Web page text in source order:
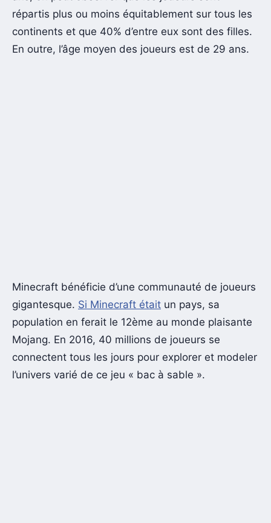
répartis plus ou moins équitablement sur tous les
continents et que 40% d’entre eux sont des filles.
En outre, l’âge moyen des joueurs est de 29 ans.
Minecraft bénéficie d’une communauté de joueurs
gigantesque. Si Minecraft était un pays, sa
population en ferait le 12ème au monde plaisante
Mojang. En 2016, 40 millions de joueurs se
connectent tous les jours pour explorer et modeler
l’univers varié de ce jeu « bac à sable ».